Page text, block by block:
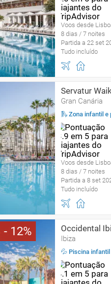
Voos desde
8 dias / 7 noites
Partida a 22 set
Tudo incluído
Servatur
Gran Canária
🛝 Zona infantil e
Voos desde
8 dias / 7 noites
Partida a 8 set
Tudo incluído
12 Occidental
Ibiza
💦 Piscina infantil